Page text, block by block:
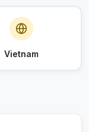
Vietnam